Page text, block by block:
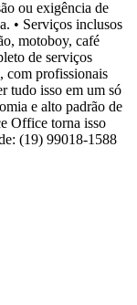
ou exigência de
• Serviços inclusos
motoboy, café
de serviços
com profissionais
tudo isso em um só
e alto padrão de
Office torna isso
(19) 99018-1588